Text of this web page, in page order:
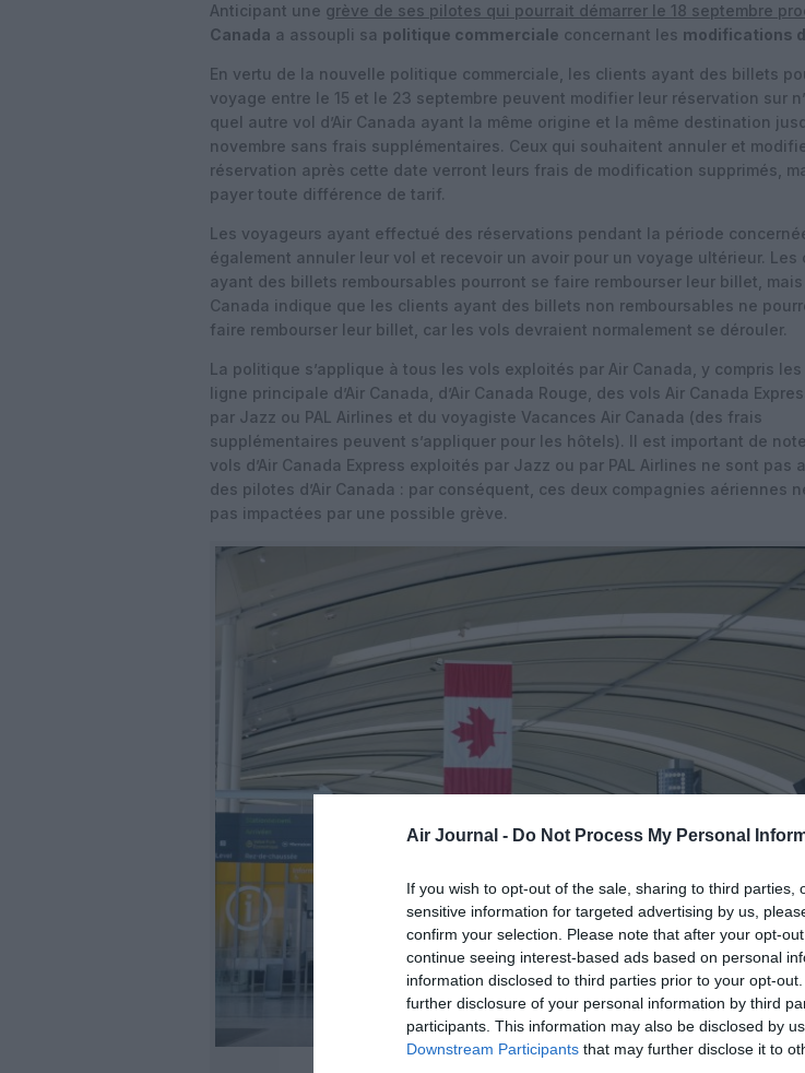
Air Journal - Do Not Process My Personal
If you wish to opt-out of the sale, sharing to third parties,
sensitive information for targeted advertising by us,
confirm your selection. Please note that after your opt-
continue seeing interest-based ads based on personal
information disclosed to third parties prior to your opt-
further disclosure of your personal information by third
participants. This information may also be disclosed by
Downstream Participants that may further disclose it to
Anticipant une grève de ses pilotes qui pourrait démarrer le 18 septembre
Canada a assoupli sa politique commerciale concernant les modifications
En vertu de la nouvelle politique commerciale, les clients ayant des billets
voyage entre le 15 et le 23 septembre peuvent modifier leur réservation sur
quel autre vol d’Air Canada ayant la même origine et la même destination
novembre sans frais supplémentaires. Ceux qui souhaitent annuler et
réservation après cette date verront leurs frais de modification supprimés,
payer toute différence de tarif.
Les voyageurs ayant effectué des réservations pendant la période
également annuler leur vol et recevoir un avoir pour un voyage ultérieur. Les
ayant des billets remboursables pourront se faire rembourser leur billet, mais
Canada indique que les clients ayant des billets non remboursables ne
faire rembourser leur billet, car les vols devraient normalement se dérouler.
La politique s’applique à tous les vols exploités par Air Canada, y compris
ligne principale d’Air Canada, d’Air Canada Rouge, des vols Air Canada
par Jazz ou PAL Airlines et du voyagiste Vacances Air Canada (des frais
supplémentaires peuvent s’appliquer pour les hôtels). Il est important de
vols d’Air Canada Express exploités par Jazz ou par PAL Airlines ne sont pas
des pilotes d’Air Canada : par conséquent, ces deux compagnies aériennes
pas impactées par une possible grève.
@Toronto-Pearson